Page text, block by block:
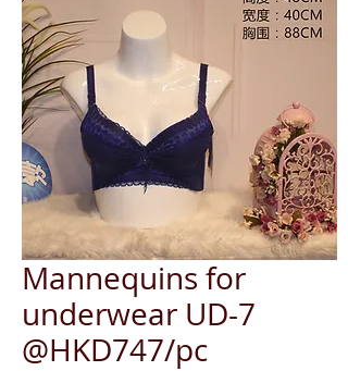
Mannequins for
underwear UD-7
@HKD747/pc